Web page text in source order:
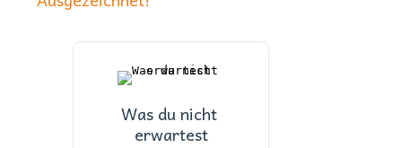
Was du nicht
erwartest